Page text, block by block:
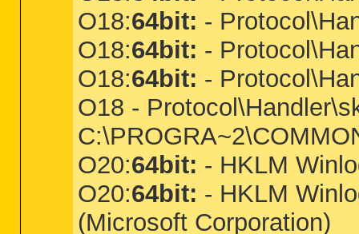
O18:64bit: -
O18:64bit: -
O18:64bit: -
O18 -
O20:64bit: - HKLM
O20:64bit: - HKLM
(Microsoft Corporation)